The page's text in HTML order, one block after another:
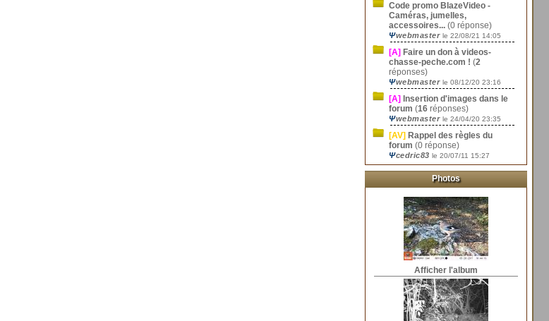
Code promo BlazeVideo -
Caméras, jumelles,
accessoires... (0 réponse)
Ψwebmaster le 22/08/21 14:05
[A] Faire un don à videos-
chasse-peche.com ! (2
réponses)
Ψwebmaster le 08/12/20 23:16
[A] Insertion d'images dans le
forum (16 réponses)
Ψwebmaster le 24/04/20 23:35
[AV] Rappel des règles du
forum (0 réponse)
Ψcedric83 le 20/07/11 15:27
Photos
Afficher l'album